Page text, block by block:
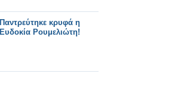
Παντρεύτηκε κρυφά η
Ευδοκία Ρουμελιώτη!